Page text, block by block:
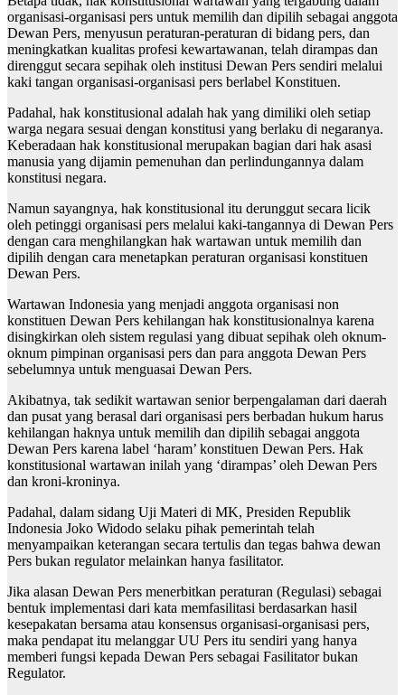
organisasi-organisasi pers untuk memilih dan dipilih sebagai anggota
Dewan Pers, menyusun peraturan-peraturan di bidang pers, dan
meningkatkan kualitas profesi kewartawanan, telah dirampas dan
direnggut secara sepihak oleh institusi Dewan Pers sendiri melalui
kaki tangan organisasi-organisasi pers berlabel Konstituen.
Padahal, hak konstitusional adalah hak yang dimiliki oleh setiap
warga negara sesuai dengan konstitusi yang berlaku di negaranya.
Keberadaan hak konstitusional merupakan bagian dari hak asasi
manusia yang dijamin pemenuhan dan perlindungannya dalam
konstitusi negara.
Namun sayangnya, hak konstitusional itu derunggut secara licik
oleh petinggi organisasi pers melalui kaki-tangannya di Dewan Pers
dengan cara menghilangkan hak wartawan untuk memilih dan
dipilih dengan cara menetapkan peraturan organisasi konstituen
Dewan Pers.
Wartawan Indonesia yang menjadi anggota organisasi non
konstituen Dewan Pers kehilangan hak konstitusionalnya karena
disingkirkan oleh sistem regulasi yang dibuat sepihak oleh oknum-
oknum pimpinan organisasi pers dan para anggota Dewan Pers
sebelumnya untuk menguasai Dewan Pers.
Akibatnya, tak sedikit wartawan senior berpengalaman dari daerah
dan pusat yang berasal dari organisasi pers berbadan hukum harus
kehilangan haknya untuk memilih dan dipilih sebagai anggota
Dewan Pers karena label ‘haram’ konstituen Dewan Pers. Hak
konstitusional wartawan inilah yang ‘dirampas’ oleh Dewan Pers
dan kroni-kroninya.
Padahal, dalam sidang Uji Materi di MK, Presiden Republik
Indonesia Joko Widodo selaku pihak pemerintah telah
menyampaikan keterangan secara tertulis dan tegas bahwa dewan
Pers bukan regulator melainkan hanya fasilitator.
Jika alasan Dewan Pers menerbitkan peraturan (Regulasi) sebagai
bentuk implementasi dari kata memfasilitasi berdasarkan hasil
kesepakatan bersama atau konsensus organisasi-organisasi pers,
maka pendapat itu melanggar UU Pers itu sendiri yang hanya
memberi fungsi kepada Dewan Pers sebagai Fasilitator bukan
Regulator.